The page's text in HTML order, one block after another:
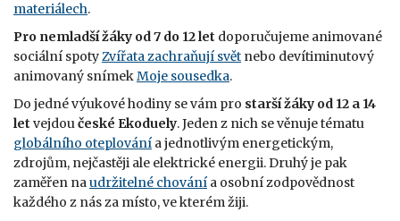
materiálech.
Pro nemladší žáky od 7 do 12 let doporučujeme animované
sociální spotyZvířata zachraňují svět nebo devítiminutový
animovaný snímekMoje sousedka.
Do jedné výukové hodiny se vám pro starší žáky od 12 a 14
let vejdoučeské Ekoduely. Jeden z nich se věnuje tématu
globálního oteplování a jednotlivým energetickým,
zdrojům, nejčastěji ale elektrické energii. Druhý je pak
zaměřen naudržitelné chování a osobní zodpovědnost
každého z nás za místo, ve kterém žiji.